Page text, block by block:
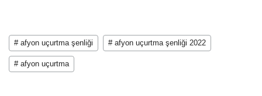
# afyon uçurtma şenliği # afyon uçurtma şenliği 2022
# afyon uçurtma